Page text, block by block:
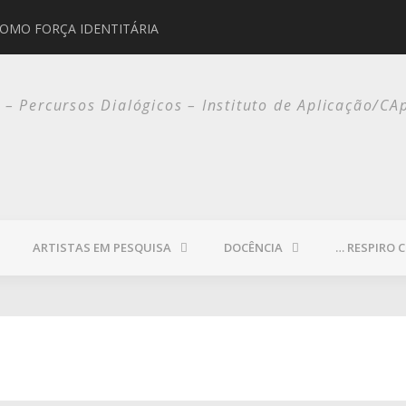
FORÇA IDENTITÁRIA
Percursos Dialógicos – Instituto de Aplicação/
ARTISTAS EM PESQUISA DOCÊNCIA … RESPIRO